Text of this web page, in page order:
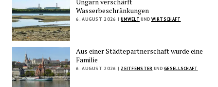
Wasserbeschränkungen
6. AUGUST 2026 | UMWELT UND WIRTSCHAFT
Aus einer Städtepartnerschaft wurde eine
Familie
6. AUGUST 2026 | ZEITFENSTER UNDGESELLSCHAFT